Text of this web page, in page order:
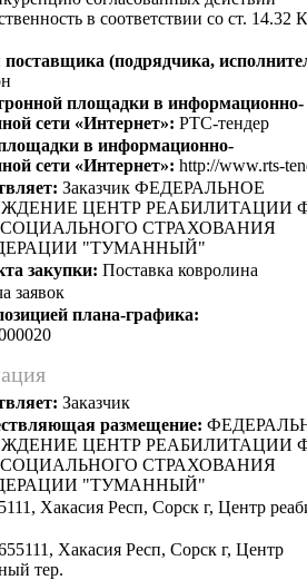
в соответствии со ст.
поставщика (подрядчика,
площадки в информационно-
сети «Интернет»: РТС-тендер
в информационно-
сети «Интернет»: http://www.rts-
Заказчик ФЕДЕРАЛЬНОЕ
ЦЕНТР РЕАБИЛИТАЦИИ
СТРАХОВАНИЯ
"ТУМАННЫЙ"
закупки: Поставка ковролина
заявок
плана-графика:
Заказчик
размещение:
ЦЕНТР РЕАБИЛИТАЦИИ
СТРАХОВАНИЯ
"ТУМАННЫЙ"
Хакасия Респ, Сорск г, Центр
Хакасия Респ, Сорск г, Центр
тер.